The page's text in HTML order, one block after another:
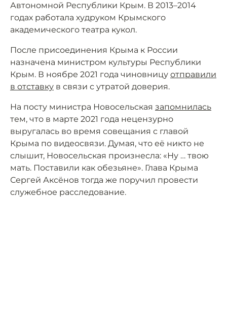
Автономной Республики Крым. В 2013–2014
годах работала худруком Крымского
академического театра кукол.
После присоединения Крыма к России
назначена министром культуры Республики
Крым. В ноябре 2021 года чиновницу отправили
в отставку в связи с утратой доверия.
На посту министра Новосельская запомнилась
тем, что в марте 2021 года нецензурно
выругалась во время совещания с главой
Крыма по видеосвязи. Думая, что её никто не
слышит, Новосельская произнесла: «Ну … твою
мать. Поставили как обезьяне». Глава Крыма
Сергей Аксёнов тогда же поручил провести
служебное расследование.